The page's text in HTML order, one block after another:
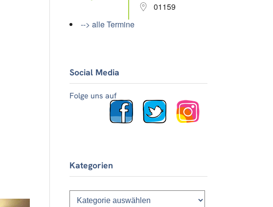
Office 365
01159
--> alle Termine
Social Media
Folge uns auf
Kategorien
Kategorien